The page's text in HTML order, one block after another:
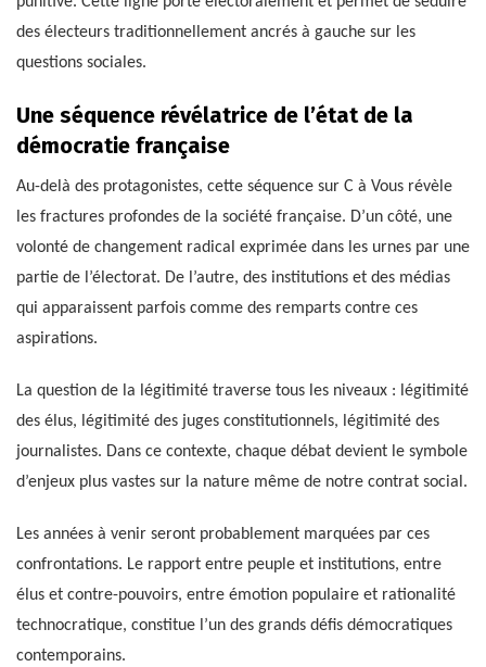
des électeurs traditionnellement ancrés à gauche sur les
questions sociales.
Une séquence révélatrice de l’état de la
démocratie française
Au-delà des protagonistes, cette séquence sur C à Vous révèle
les fractures profondes de la société française. D’un côté, une
volonté de changement radical exprimée dans les urnes par une
partie de l’électorat. De l’autre, des institutions et des médias
qui apparaissent parfois comme des remparts contre ces
aspirations.
La question de la légitimité traverse tous les niveaux : légitimité
des élus, légitimité des juges constitutionnels, légitimité des
journalistes. Dans ce contexte, chaque débat devient le symbole
d’enjeux plus vastes sur la nature même de notre contrat social.
Les années à venir seront probablement marquées par ces
confrontations. Le rapport entre peuple et institutions, entre
élus et contre-pouvoirs, entre émotion populaire et rationalité
technocratique, constitue l’un des grands défis démocratiques
contemporains.